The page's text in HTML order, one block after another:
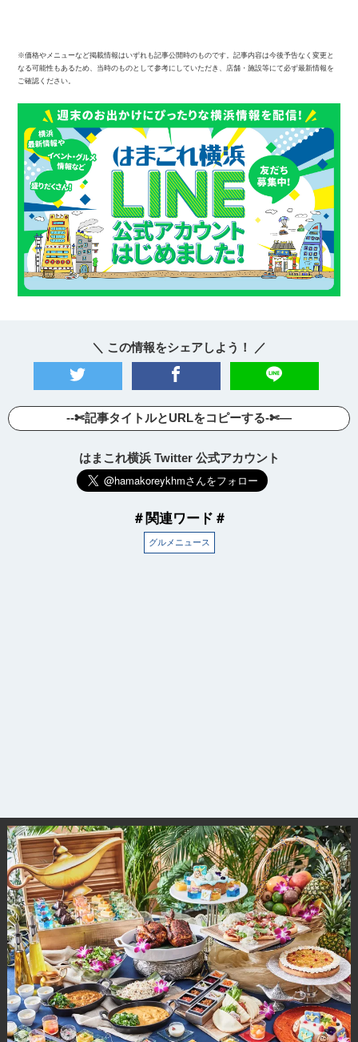
※価格やメニューなど掲載情報はいずれも記事公開時のものです。記事内容は今後予告なく変更と
なる可能性もあるため、当時のものとして参考にしていただき、店舗・施設等にて必ず最新情報を
ご確認ください。
＼ この情報をシェアしよう！ ／
--✄記事タイトルとURLをコピーする-✄—
はまこれ横浜 Twitter 公式アカウント
＃関連ワード＃
グルメニュース